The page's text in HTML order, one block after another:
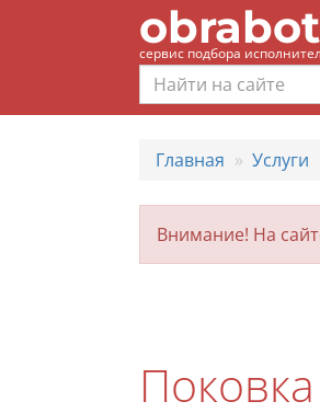
сервис подбора
Главная Услуги
Внимание! На